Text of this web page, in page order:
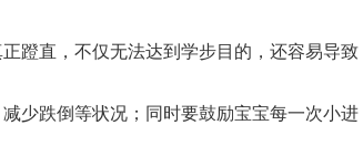
蹬直，不仅无法达到学步目的，还容易导致
少跌倒等状况；同时要鼓励宝宝每一次小进